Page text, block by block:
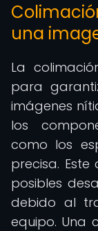
una
La
para
imágenes
los
como los
precisa.
posibles
debido al
equipo. Una